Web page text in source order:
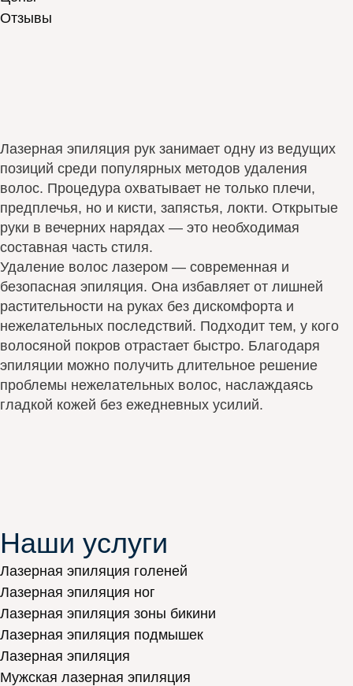
Отзывы
Лазерная эпиляция рук занимает одну из ведущих
позиций среди популярных методов удаления
волос. Процедура охватывает не только плечи,
предплечья, но и кисти, запястья, локти. Открытые
руки в вечерних нарядах — это необходимая
составная часть стиля.
Удаление волос лазером — современная и
безопасная эпиляция. Она избавляет от лишней
растительности на руках без дискомфорта и
нежелательных последствий. Подходит тем, у кого
волосяной покров отрастает быстро. Благодаря
эпиляции можно получить длительное решение
проблемы нежелательных волос, наслаждаясь
гладкой кожей без ежедневных усилий.
Наши услуги
Лазерная эпиляция голеней
Лазерная эпиляция ног
Лазерная эпиляция зоны бикини
Лазерная эпиляция подмышек
Лазерная эпиляция
Мужская лазерная эпиляция